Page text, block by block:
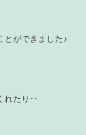
とができました♪
れたり‥